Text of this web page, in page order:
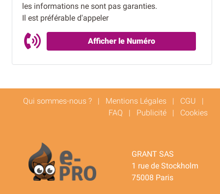
les informations ne sont pas garanties.
Il est préférable d'appeler
Afficher le Numéro
Qui sommes-nous ? | Mentions Légales | CGU |
FAQ | Publicité | Cookies
GRANT SAS
1 rue de Stockholm
75008 Paris